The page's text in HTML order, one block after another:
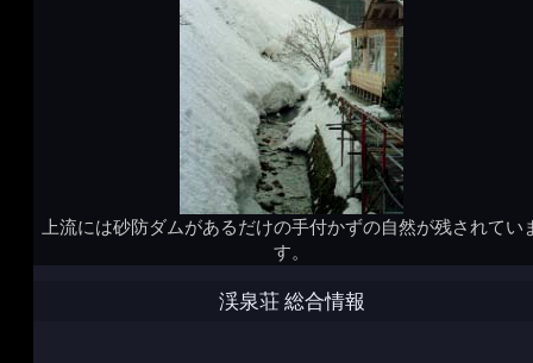
上流には砂防ダムがあるだけの手付かずの自然が残されてい
す。
渓泉荘 総合情報